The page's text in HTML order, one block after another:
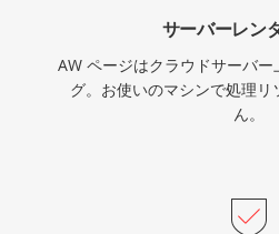
サーバーレン
AW ページはクラウドサーバ
グ。お使いのマシンで処理
ん。